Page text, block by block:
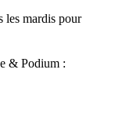
les mardis pour
& Podium :